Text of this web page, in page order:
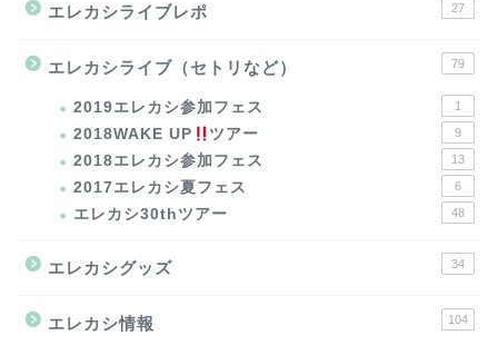
エレカシライブレポ 27
エレカシライブ（セトリなど） 79
2019エレカシ参加フェス 1
2018WAKE UP ツアー 9
2018エレカシ参加フェス 13
2017エレカシ夏フェス 6
エレカシ30thツアー 48
エレカシグッズ 34
エレカシ情報 104